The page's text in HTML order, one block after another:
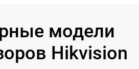
модели
Hikvision